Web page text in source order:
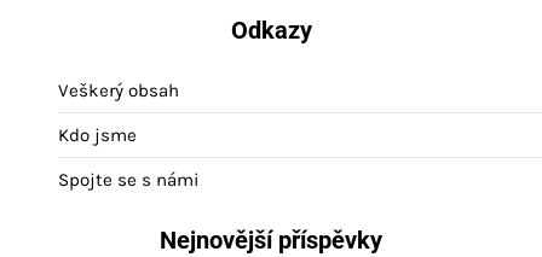
Odkazy
Veškerý obsah
Kdo jsme
Spojte se s námi
Nejnovější příspěvky